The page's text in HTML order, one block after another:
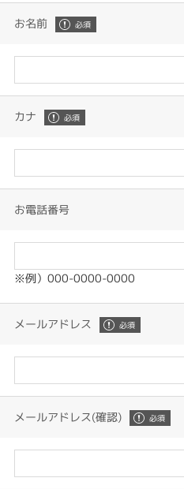
お名前
カナ
お電話番号
※例）000-0000-0000
メールアドレス
メールアドレス(確認)